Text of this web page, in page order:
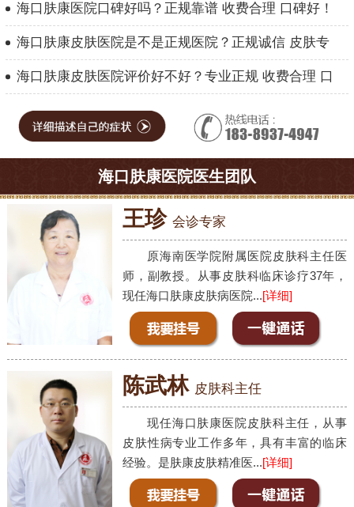
海口肤康医院口碑好吗？正规靠谱 收费合理 口碑好！
海口肤康皮肤医院是不是正规医院？正规诚信 皮肤专
海口肤康皮肤医院评价好不好？专业正规 收费合理 口
海口肤康医院医生团队
王珍 会诊专家
原海南医学院附属医院皮肤科主任医
师，副教授。从事皮肤科临床诊疗37年，
现任海口肤康皮肤病医院...[详细]
陈武林 皮肤科主任
现任海口肤康医院皮肤科主任，从事
皮肤性病专业工作多年，具有丰富的临床
经验。是肤康皮肤精准医...[详细]